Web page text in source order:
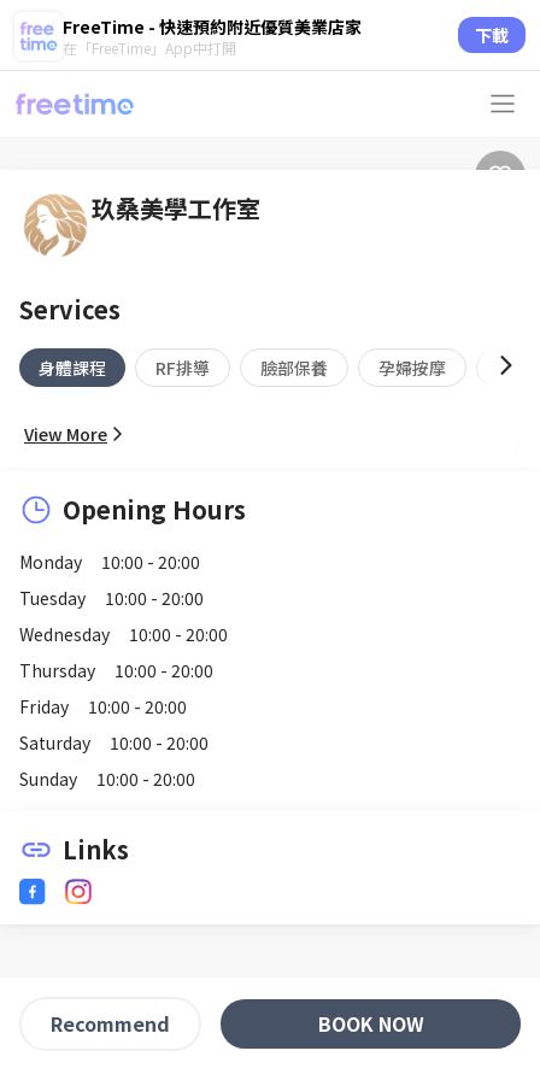
FreeTime - 快速預約附近優質美業店家
在「FreeTime」App中打開 下載
玖桑美學工作室
Services
身體課程 RF排導 臉部保養 孕婦按摩 美睫
View More
Opening Hours
Monday
10:00 - 20:00
Tuesday
10:00 - 20:00
Wednesday
10:00 - 20:00
Thursday
10:00 - 20:00
Friday
10:00 - 20:00
Saturday
10:00 - 20:00
Sunday
10:00 - 20:00
link Links
Recommend BOOK NOW